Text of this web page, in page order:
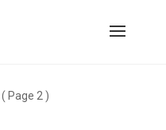
( Page 2 )